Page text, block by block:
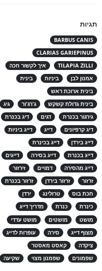
תגיות
BARBUS CANIS
CLARIAS GARIEPINUS
TILAPIA ZILLI
איך לקשור חכה
אמנון לבן
ביניות
בינית
בינית ארוכת ראש
בינית גדולת קשקש
ג'רג'ור
גיג
גירגור בכנרת
דגים
דיג בכנרת
דיג קרפיונים
דייג
דייג ביניות
דייג בירדן
דייג בכינרת
דייג בכנרת
דייג בסירה
דייגים
דייג מהסירה
דמויים
זירזור
זרזור
זרזור בירדן
זרזור בכנרת
חכת בוס
טרולינג
ירדן
כינרת
כנרת
מדריך דייג
מושט
מושטים
מושט עדדי
מצוף דייג
סירה
עופרות לדייג
ציקדה
קאסט מאסטר
שפמונים
שפמנון מצוי שקיעה